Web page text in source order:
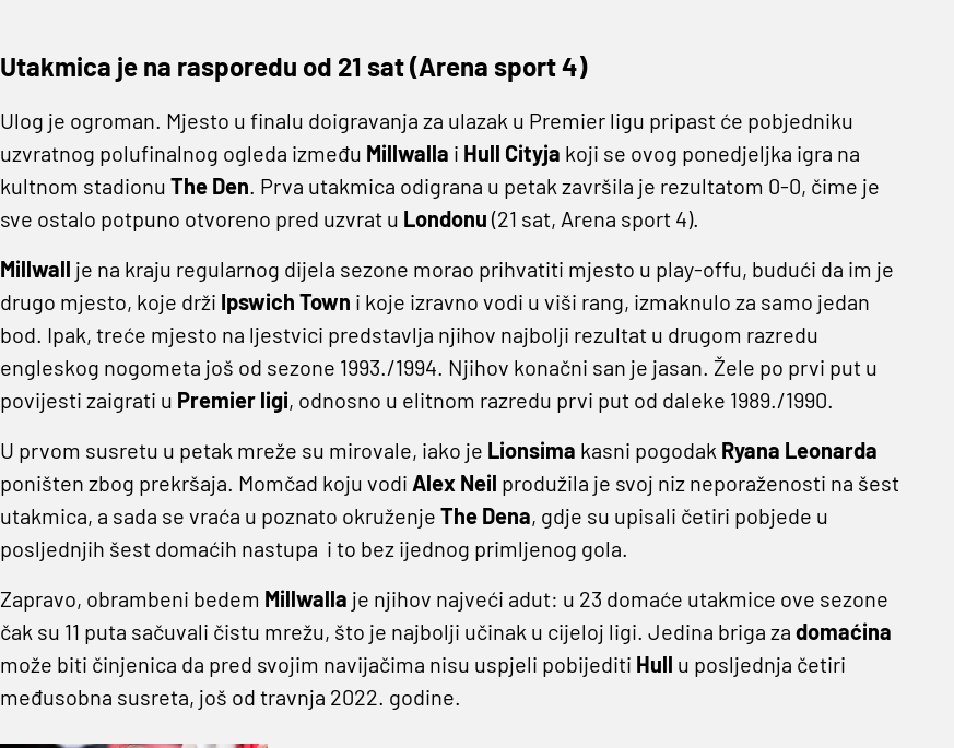
Utakmica je na rasporedu od 21 sat (Arena sport 4)
Ulog je ogroman. Mjesto u finalu doigravanja za ulazak u Premier ligu pripast će pobjedniku
uzvratnog polufinalnog ogleda između Millwalla i Hull Cityja koji se ovog ponedjeljka igra na
kultnom stadionu The Den. Prva utakmica odigrana u petak završila je rezultatom 0-0, čime je
sve ostalo potpuno otvoreno pred uzvrat u Londonu (21 sat, Arena sport 4).
Millwall je na kraju regularnog dijela sezone morao prihvatiti mjesto u play-offu, budući da im je
drugo mjesto, koje drži Ipswich Town i koje izravno vodi u viši rang, izmaknulo za samo jedan
bod. Ipak, treće mjesto na ljestvici predstavlja njihov najbolji rezultat u drugom razredu
engleskog nogometa još od sezone 1993./1994. Njihov konačni san je jasan. Žele po prvi put u
povijesti zaigrati u Premier ligi, odnosno u elitnom razredu prvi put od daleke 1989./1990.
U prvom susretu u petak mreže su mirovale, iako je Lionsima kasni pogodak Ryana Leonarda
poništen zbog prekršaja. Momčad koju vodi Alex Neil produžila je svoj niz neporaženosti na šest
utakmica, a sada se vraća u poznato okruženje The Dena, gdje su upisali četiri pobjede u
posljednjih šest domaćih nastupa i to bez ijednog primljenog gola.
Zapravo, obrambeni bedem Millwalla je njihov najveći adut: u 23 domaće utakmice ove sezone
čak su 11 puta sačuvali čistu mrežu, što je najbolji učinak u cijeloj ligi. Jedina briga za domaćina
može biti činjenica da pred svojim navijačima nisu uspjeli pobijediti Hull u posljednja četiri
međusobna susreta, još od travnja 2022. godine.